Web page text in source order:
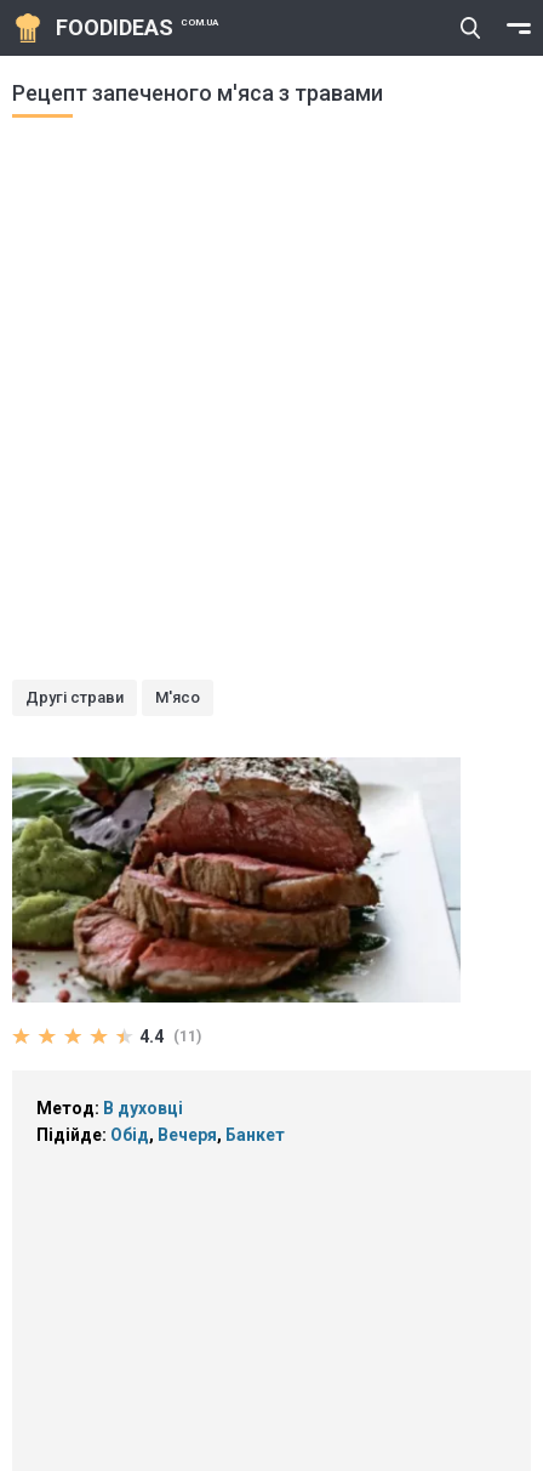
FOODIDEAS COM.UA
Рецепт запеченого м'яса з травами
Другі страви М'ясо
4.4 (11)
Метод: В духовці
Підійде: Обід, Вечеря, Банкет